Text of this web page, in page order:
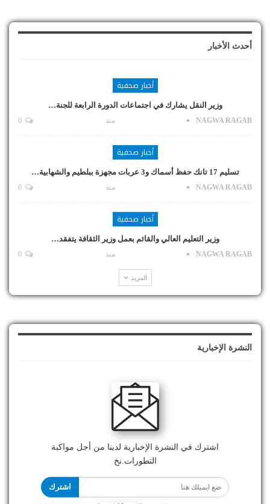
أحدث الأخبار
أخبار صحفية
وزير النقل يشارك في اجتماعات الدورة الرابعة للجنة…
NAGWA RAGAB منذ
أخبار صحفية
تسليم 17 تانك حفظ أسماك و3 عربات مجهزة ببلطيم والشهابية…
NAGWA RAGAB منذ
أخبار صحفية
وزير التعليم العالي والقائم بعمل وزير الثقافة يتفقد…
NAGWA RAGAB منذ
المزيد
النشرة الإخبارية
اشترك في النشرة الإخبارية لدينا من أجل مواكبة
التطورات.نخ
اشترك